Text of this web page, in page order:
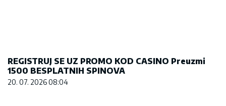
REGISTRUJ SE UZ PROMO KOD CASINO Preuzmi
1500 BESPLATNIH SPINOVA
20. 07. 2026 08:04